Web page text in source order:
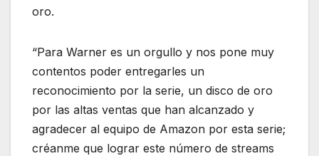
oro.
“Para Warner es un orgullo y nos pone muy
contentos poder entregarles un
reconocimiento por la serie, un disco de oro
por las altas ventas que han alcanzado y
agradecer al equipo de Amazon por esta serie;
créanme que lograr este número de streams